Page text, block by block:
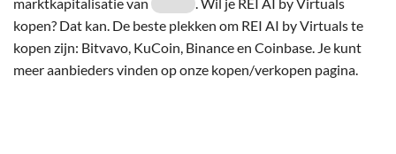
kopen? Dat kan. De beste plekken om REI AI by Virtuals te
kopen zijn: Bitvavo, KuCoin, Binance en Coinbase. Je kunt
meer aanbieders vinden op onze kopen/verkopen pagina.